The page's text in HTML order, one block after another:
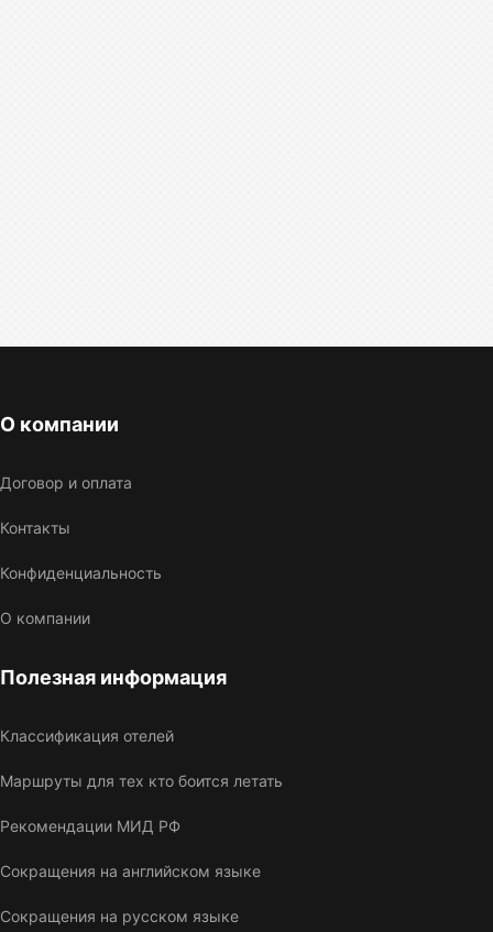
О компании
Договор и оплата
Контакты
Конфиденциальность
О компании
Полезная информация
Классификация отелей
Маршруты для тех кто боится летать
Рекомендации МИД РФ
Сокращения на английском языке
Сокращения на русском языке